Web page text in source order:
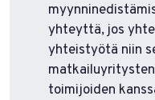
yhteyttä, jos
yhteistyötä niin
toimijoiden